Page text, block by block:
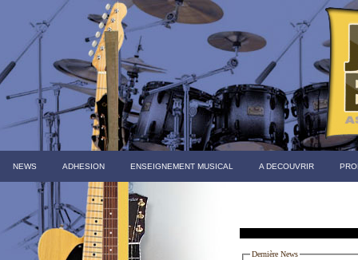
NEWS ADHESION ENSEIGNEMENT MUSICAL A DECOUVRIR
Dernière News